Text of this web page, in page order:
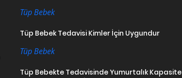
Tüp Bebek
Tüp Bebek Tedavisi Kimler İçin Uygundur
Tüp Bebek
Tüp Bebekte Tedavisinde Yumurtalık Kapasite